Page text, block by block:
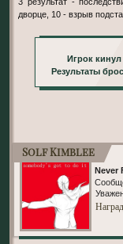
дворце, 10 - взрыв
Игрок
Результаты
Solf Kimblee
Never